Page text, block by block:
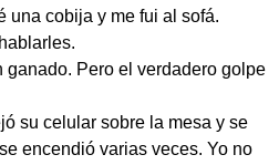
una cobija y me fui al sofá.
ganado. Pero el verdadero golpe
su celular sobre la mesa y se
encendió varias veces. Yo no